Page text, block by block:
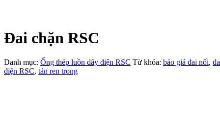
Đai chặn RSC
Danh mục: Ống thép luồn dây điện RSC Từ khóa: báo giá đai nối,
điện RSC, tán ren trong